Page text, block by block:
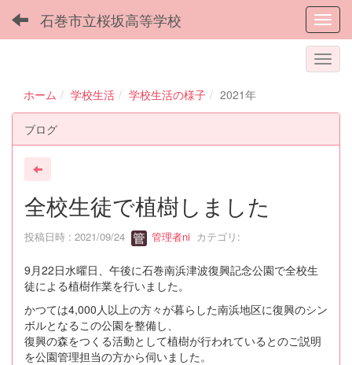
石巻市立桜坂高等学校
ホーム 学校生活 学校生活の様子 2021年
ブログ
全校生徒で植樹しました
投稿日時 : 2021/09/24 管理者ni カテゴリ:
9月22日水曜日、午後に石巻南浜津波復興記念公園で全校生
徒による植樹作業を行いました。
かつては4,000人以上の方々が暮らした南浜地区に復興のシン
ボルとなるこの公園を整備し、
復興の森をつくる活動として植樹が行われているとのご説明
を公園管理担当の方から伺いました。